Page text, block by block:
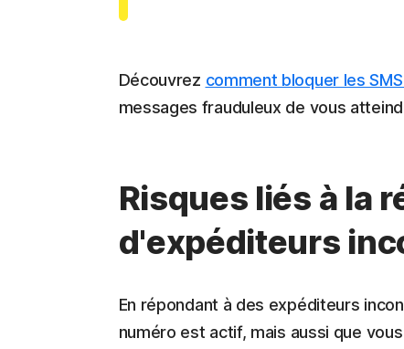
Découvrez comment bloquer les
messages frauduleux de vous
Risques liés à la
d'expéditeurs
En répondant à des expéditeurs
numéro est actif, mais aussi que